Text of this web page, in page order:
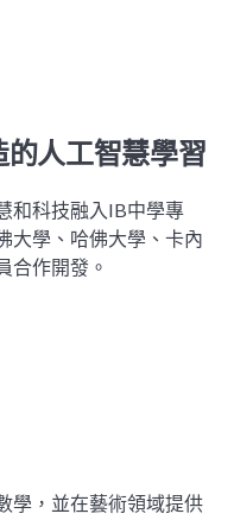
人工智慧學習
和科技融入IB中學專
大學、哈佛大學、卡內
合作開發。
學，並在藝術領域提供